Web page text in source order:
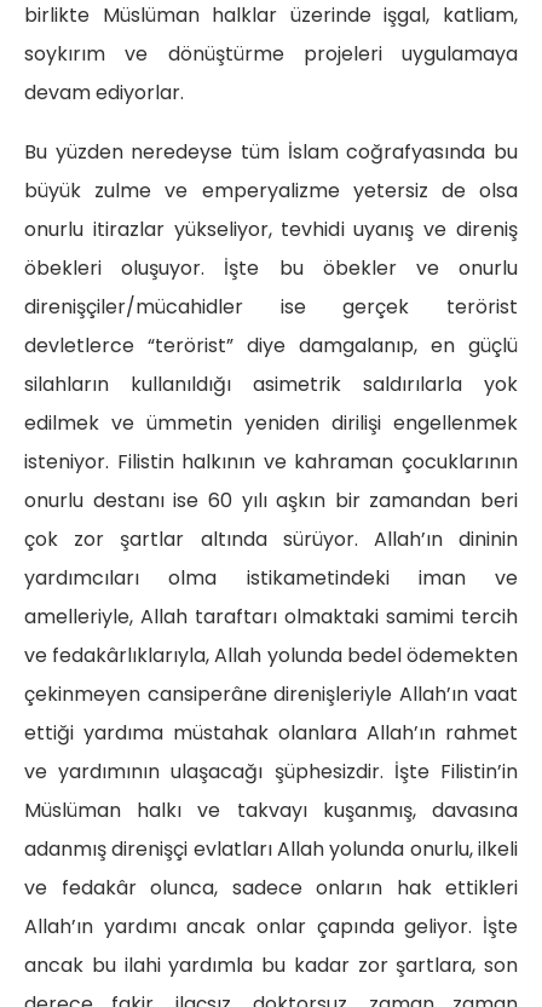
birlikte Müslüman halklar üzerinde işgal, katliam,
soykırım ve dönüştürme projeleri uygulamaya
devam ediyorlar.
Bu yüzden neredeyse tüm İslam coğrafyasında bu
büyük zulme ve emperyalizme yetersiz de olsa
onurlu itirazlar yükseliyor, tevhidi uyanış ve direniş
öbekleri oluşuyor. İşte bu öbekler ve onurlu
direnişçiler/mücahidler ise gerçek terörist
devletlerce “terörist” diye damgalanıp, en güçlü
silahların kullanıldığı asimetrik saldırılarla yok
edilmek ve ümmetin yeniden dirilişi engellenmek
isteniyor. Filistin halkının ve kahraman çocuklarının
onurlu destanı ise 60 yılı aşkın bir zamandan beri
çok zor şartlar altında sürüyor. Allah’ın dininin
yardımcıları olma istikametindeki iman ve
amelleriyle, Allah taraftarı olmaktaki samimi tercih
ve fedakârlıklarıyla, Allah yolunda bedel ödemekten
çekinmeyen cansiperâne direnişleriyle Allah’ın vaat
ettiği yardıma müstahak olanlara Allah’ın rahmet
ve yardımının ulaşacağı şüphesizdir. İşte Filistin’in
Müslüman halkı ve takvayı kuşanmış, davasına
adanmış direnişçi evlatları Allah yolunda onurlu, ilkeli
ve fedakâr olunca, sadece onların hak ettikleri
Allah’ın yardımı ancak onlar çapında geliyor. İşte
ancak bu ilahi yardımla bu kadar zor şartlara, son